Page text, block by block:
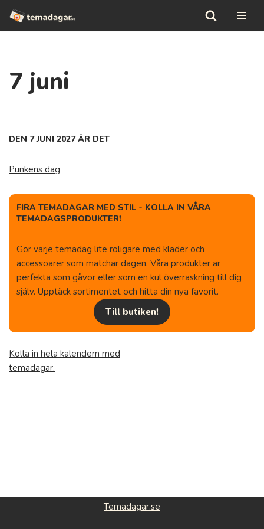
Hoppa
7 juni
DEN 7 JUNI 2027 ÄR DET
Punkens dag
FIRA TEMADAGAR MED STIL - KOLLA IN VÅRA
TEMADAGSPRODUKTER!
Gör varje temadag lite roligare med kläder och
accessoarer som matchar dagen. Våra produkter är
perfekta som gåvor eller som en kul överraskning till dig
själv. Upptäck sortimentet och hitta din nya favorit.
Till butiken!
Kolla in hela kalendern med
temadagar.
Temadagar.se